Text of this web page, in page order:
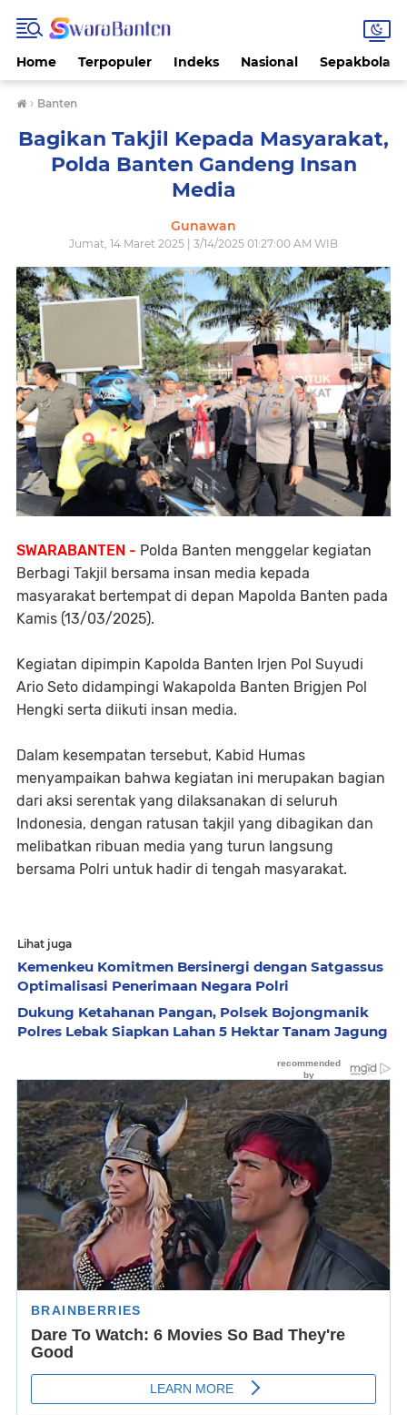
Home Terpopuler Indeks Nasional Sepakbola
› Banten
Bagikan Takjil Kepada Masyarakat,
Polda Banten Gandeng Insan
Media
Gunawan
Jumat, 14 Maret 2025 | 3/14/2025 01:27:00 AM WIB
SWARABANTEN - Polda Banten menggelar kegiatan
Berbagi Takjil bersama insan media kepada
masyarakat bertempat di depan Mapolda Banten pada
Kamis (13/03/2025).
Kegiatan dipimpin Kapolda Banten Irjen Pol Suyudi
Ario Seto didampingi Wakapolda Banten Brigjen Pol
Hengki serta diikuti insan media.
Dalam kesempatan tersebut, Kabid Humas
menyampaikan bahwa kegiatan ini merupakan bagian
dari aksi serentak yang dilaksanakan di seluruh
Indonesia, dengan ratusan takjil yang dibagikan dan
melibatkan ribuan media yang turun langsung
bersama Polri untuk hadir di tengah masyarakat.
Lihat juga
Kemenkeu Komitmen Bersinergi dengan Satgassus
Optimalisasi Penerimaan Negara Polri
Dukung Ketahanan Pangan, Polsek Bojongmanik
Polres Lebak Siapkan Lahan 5 Hektar Tanam Jagung